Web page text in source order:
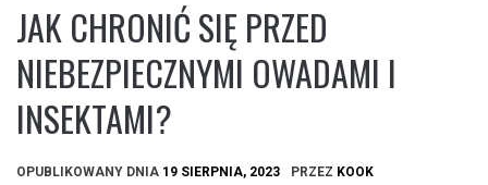
JAK CHRONIĆ SIĘ PRZED
NIEBEZPIECZNYMI OWADAMI I
INSEKTAMI?
OPUBLIKOWANY DNIA 19 SIERPNIA, 2023 PRZEZ KOOK